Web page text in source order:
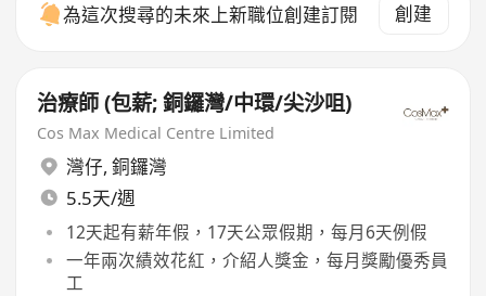
為這次搜尋的未來上新職位創建訂閱 創建
治療師 (包薪; 銅鑼灣/中環/尖沙咀)
Cos Max Medical Centre Limited
灣仔, 銅鑼灣
5.5天/週
12天起有薪年假，17天公眾假期，每月6天例假
一年兩次績效花紅，介紹人獎金，每月獎勵優秀員
工